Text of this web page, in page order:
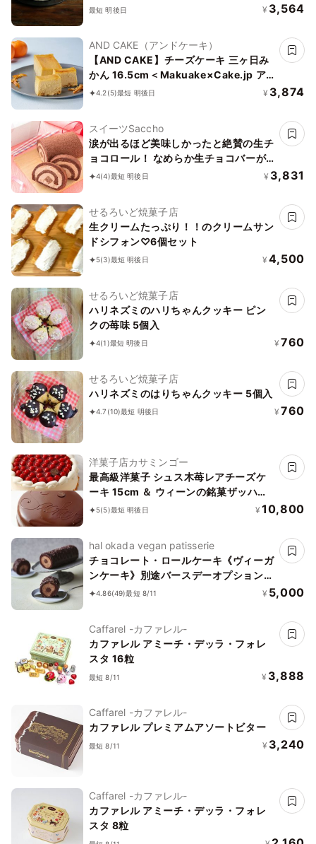
最短 明後日 ¥ 3,564
AND CAKE（アンドケーキ）
【AND CAKE】チーズケーキ 三ヶ日み
かん 16.5cm＜Makuake×Cake.jp ア
タラシイケーキ発見プロジェクト＞
4.2(5)最短 明後日 ¥ 3,874
スイーツSaccho
涙が出るほど美味しかったと絶賛の生チ
ョコロール！ なめらか生チョコバーが
丸ごと！ 大人の生チョコロール ギフト
4(4)最短 明後日 ¥ 3,831
せるろいど焼菓子店
生クリームたっぷり！！のクリームサン
ドシフォン♡6個セット
5(3)最短 明後日 ¥ 4,500
せるろいど焼菓子店
ハリネズミのハリちゃんクッキー ピン
クの苺味 5個入
4(1)最短 明後日 ¥ 760
せるろいど焼菓子店
ハリネズミのはりちゃんクッキー 5個入
4.7 (10)最短 明後日 ¥ 760
洋菓子店カサミンゴー
最高級洋菓子 シュス木苺レアチーズケ
ーキ 15cm ＆ ウィーンの銘菓ザッハト
ルテ 12cm セット (記念日＆)
5(5)最短 明後日 ¥ 10,800
hal okada vegan patisserie
チョコレート・ロールケーキ《ヴィーガ
ンケーキ》別途バースデーオプションあ
り4.86(49)最短 8/11 ¥ 5,000
Caffarel -カファレル-
カファレル アミーチ・デッラ・フォレ
スタ 16粒
最短 8/11 ¥ 3,888
Caffarel -カファレル-
カファレル プレミアムアソートビター
最短 8/11 ¥ 3,240
Caffarel -カファレル-
カファレル アミーチ・デッラ・フォレ
スタ 8粒